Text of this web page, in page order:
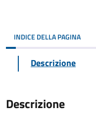
INDICE DELLA PAGINA
Descrizione
Descrizione